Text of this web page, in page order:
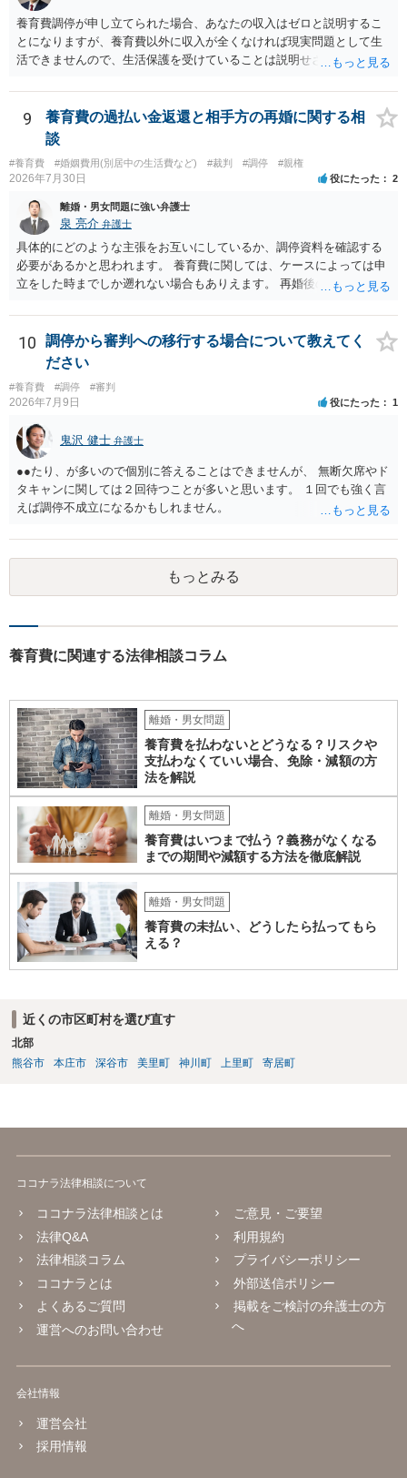
養育費調停が申し立てられた場合、あなたの収入はゼロと説明するこ
とになりますが、養育費以外に収入が全くなければ現実問題として生
活できませんので、生活保護を受けていることは説明せざるを得ない
もらえなくなる」わけではありません。むしろ生活保護受給世帯で
も、養育費請求権があるならそれを行使すべきというのが国の基本的
な考え方ですので、養育費を貰わないことの方が問題になります。た
だし、養育費を受領した場合には収入申告して保護費が調整（養育費
相当部分は支給額から控除）されますので、保護費を含めた総収入が
増えるわけではないことが多いと思います（なお、現在相手方から養
育費を受領しているのであれば、ケースワーカーへ収入申告をしてお
られるはずです）。 生活保護の事実を明かしたくないという理由で裁
判外の合意で養育費の減額を合意するという方法も一応は考えられま
すが、裁判所が関与しない当事者間の合意では、役所が減額そのもの
あるいは減額幅の妥当性等を問題にする場合があるため、できれば減
額調停での解決が望ましいと思います。 生活保護世帯であれば、法テ
ラスを利用して弁護士へ依頼することも考えられるでしょう（最終的
には立替えを受けた弁護士費用等の償還が免除されるからです）。
9
養育費の過払い金返還と相手方の再婚に関する相
談
#養育費 #婚姻費用(別居中の生活費など) #裁判 #調停 #親権
2026年7月30日 役にたった 2
離婚・男女問題に強い弁護士
泉 亮介 弁護士
具体的にどのような主張をお互いにしているか、調停資料を確認する
必要があるかと思われます。 養育費に関しては、ケースによっては申
立をした時までしか遡れない場合もありえます。 再婚後の相手方の行
養育費に関するやりとり等があればそちらについても確認する必要が
あるでしょう。 公開相談の場での回答よりも個別に弁護士にご相談さ
れることをお勧めいたします。
10
調停から審判への移行する場合について教えてく
ださい
#養育費 #調停 #審判
2026年7月9日 役にたった 1
鬼沢 健士 弁護士
●●たり、が多いので個別に答えることはできませんが、 無断欠席やド
タキャンに関しては２回待つことが多いと思います。 １回でも強く言
えば調停不成立になるかもしれません。
もっとみる
養育費に関連する法律相談コラム
離婚・男女問題
養育費を払わないとどうなる？リスクや
支払わなくていい場合、免除・減額の方
法を解説
離婚・男女問題
養育費はいつまで払う？義務がなくなる
までの期間や減額する方法を徹底解説
離婚・男女問題
養育費の未払い、どうしたら払ってもら
える？
近くの市区町村を選び直す
北部
熊谷市
本庄市 深谷市 美里町 神川町 上里町 寄居町
ココナラ法律相談について
ココナラ法律相談とは
法律Q&A
法律相談コラム
ココナラとは
よくあるご質問
運営へのお問い合わせ
ご意見・ご要望
利用規約
プライバシーポリシー
外部送信ポリシー
掲載をご検討の弁護士の方
へ
会社情報
運営会社
採用情報